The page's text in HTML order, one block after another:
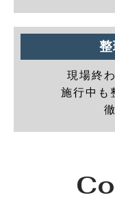
現場終
施行中も